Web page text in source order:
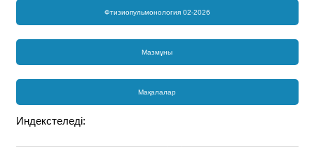
Фтизиопульмонология 02-2026
Мазмұны
Мақалалар
Индекстеледі: